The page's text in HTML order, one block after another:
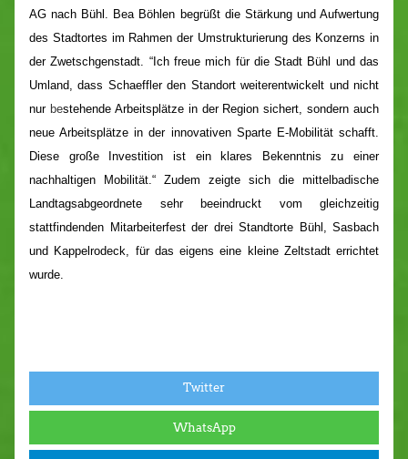
AG nach Bühl. Bea Böhlen begrüßt die Stärkung und Aufwertung
des Stadtortes im Rahmen der Umstrukturierung des Konzerns in
der Zwetschgenstadt. “Ich freue mich für die Stadt Bühl und das
Umland, dass Schaeffler den Standort weiterentwickelt und nicht
nur bestehende Arbeitsplätze in der Region sichert, sondern auch
neue Arbeitsplätze in der innovativen Sparte E-Mobilität schafft.
Diese große Investition ist ein klares Bekenntnis zu einer
nachhaltigen Mobilität.“ Zudem zeigte sich die mittelbadische
Landtagsabgeordnete sehr beeindruckt vom gleichzeitig
stattfindenden Mitarbeiterfest der drei Standtorte Bühl, Sasbach
und Kappelrodeck, für das eigens eine kleine Zeltstadt errichtet
wurde.
Twitter
WhatsApp